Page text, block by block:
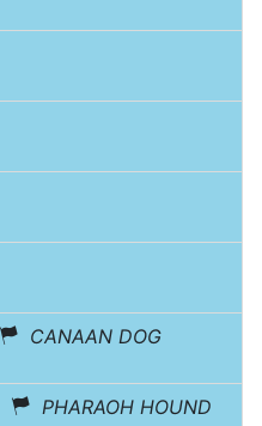
CANAAN DOG
PHARAOH HOUND